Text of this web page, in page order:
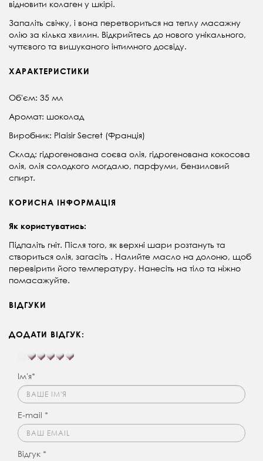
відновити колаген у шкірі.
Запаліть свічку, і вона перетвориться на теплу масажну
олію за кілька хвилин. Відкрийтесь до нового унікального,
чуттєвого та вишуканого інтимного досвіду.
ХАРАКТЕРИСТИКИ
Об'єм: 35 мл
Аромат: шоколад
Виробник: Plaisir Secret (Франція)
Склад: гідрогенована соєва олія, гідрогенована кокосова
олія, олія солодкого могдалю, парфуми, бензиловий
спирт.
КОРИСНА ІНФОРМАЦІЯ
Як користуватись:
Підпаліть гніт. Після того, як верхні шари розтануть та
створиться олія, загасіть . Налийте масло на долоню, щоб
перевірити його температуру. Нанесіть на тіло та ніжно
помасажуйте.
ВІДГУКИ
ДОДАТИ ВІДГУК:
Ім'я*
E-mail *
Відгук *